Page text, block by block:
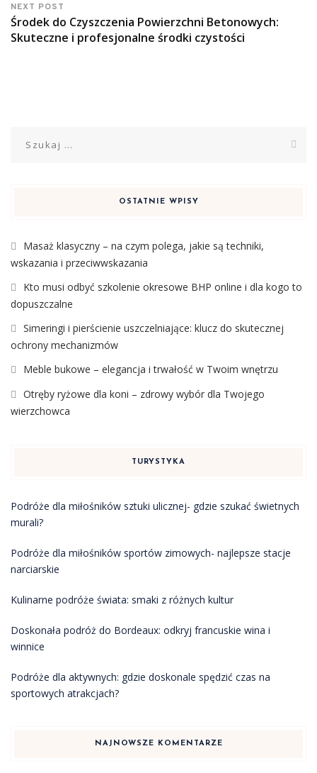
NEXT POST
Środek do Czyszczenia Powierzchni Betonowych:
Skuteczne i profesjonalne środki czystości
OSTATNIE WPISY
Masaż klasyczny – na czym polega, jakie są techniki,
wskazania i przeciwwskazania
Kto musi odbyć szkolenie okresowe BHP online i dla kogo to
dopuszczalne
Simeringi i pierścienie uszczelniające: klucz do skutecznej
ochrony mechanizmów
Meble bukowe – elegancja i trwałość w Twoim wnętrzu
Otręby ryżowe dla koni – zdrowy wybór dla Twojego
wierzchowca
TURYSTYKA
Podróże dla miłośników sztuki ulicznej- gdzie szukać świetnych
murali?
Podróże dla miłośników sportów zimowych- najlepsze stacje
narciarskie
Kulinarne podróże świata: smaki z różnych kultur
Doskonała podróż do Bordeaux: odkryj francuskie wina i
winnice
Podróże dla aktywnych: gdzie doskonale spędzić czas na
sportowych atrakcjach?
NAJNOWSZE KOMENTARZE